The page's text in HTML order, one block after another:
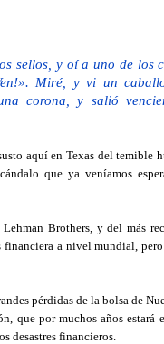
sellos, y oí a uno de los
Miré, y vi un
corona, y salió
aquí en Texas del temible
que ya veníamos
Brothers, y del más
a nivel mundial,
pérdidas de la bolsa de
que por muchos años estará
desastres financieros.